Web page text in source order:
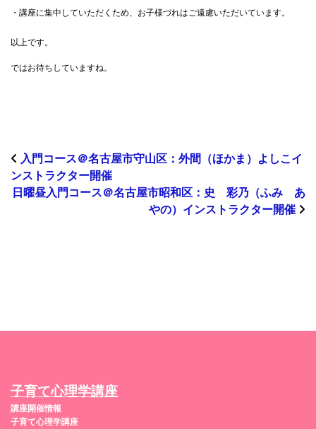
・講座に集中していただくため、お子様づれはご遠慮いただいています。
以上です。
ではお待ちしていますね。
入門コース＠名古屋市守山区：外間（ほかま）よしこイ
ンストラクター開催
日曜昼入門コース＠名古屋市昭和区：史 彩乃（ふみ あ
やの）インストラクター開催
子育て心理学講座
講座開催情報
子育て心理学講座